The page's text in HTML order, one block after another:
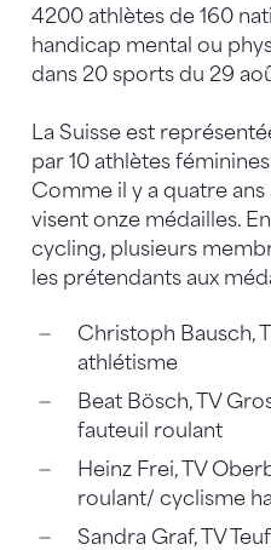
4200 athlètes de 160
handicap mental ou
dans 20 sports du 29
La Suisse est
par 10 athlètes
Comme il y a quatre ans
visent onze médailles.
cycling, plusieurs
les prétendants aux
Christoph Bausch,
athlétisme
Beat Bösch, TV
fauteuil roulant
Heinz Frei, TV
roulant/ cyclisme
Sandra Graf, TV